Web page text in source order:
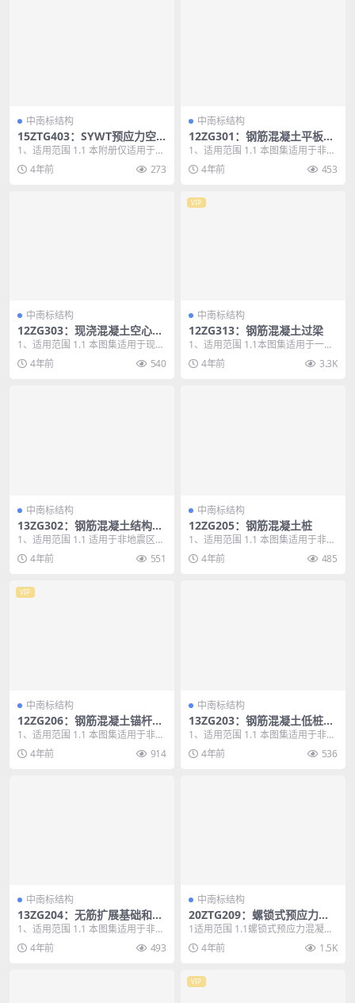
中南标结构
15ZTG403：SYWT预应力空
心叠合板附册
1、适用范围 1.1 本附册仅适用于SY
NWETEO注册商标的SYWT叠合板
与J...4年前 273
中南标结构
12ZG301：钢筋混凝土平板
（跨度1.2～2.4m)
1、适用范围 1.1 本图集适用于非抗
震设防区及抗震设防烈度为6度地
区，一类环境...
4年前 453
中南标结构
12ZG303：现浇混凝土空心楼
盖平面整体表示方法制图规则
及构造详图(用于边支承楼盖）
1、适用范围 1.1 本图集适用于现浇
混凝土空心楼面板及屋面板的设计
与施工。支承...
4年前 540
VIP
中南标结构
12ZG313：钢筋混凝土过梁
1、适用范围 1.1本图集适用于一般
民用和中小型工业建筑中的小砌块
砌体和砖砌体门...
4年前 3.3K
中南标结构
13ZG302：钢筋混凝土结构预
埋件
1、适用范围 1.1 适用于非地震区、
设防烈度小于8度地震区房屋和一般
构筑物的普...
4年前 551
中南标结构
12ZG205：钢筋混凝土桩
1、适用范围 1.1 本图集适用于非抗
震设防区及抗震设防烈度为6、7、
8度地区的...
4年前 485
VIP
中南标结构
12ZG206：钢筋混凝土锚杆静
压桩
1、适用范围 1.1 本图集适用于非抗
震设防区及抗震设防烈度为6、7、
8度地区的...
4年前 914
中南标结构
13ZG203：钢筋混凝土低桩承
台
1、适用范围 1.1 本图集适用于非抗
震设防区及抗震设防烈度为6、7、
8度地区的...
4年前 536
中南标结构
13ZG204：无筋扩展基础和扩
展基础
1、适用范围 1.1 本图集适用于非抗
震设防区及抗震设防烈度为6、7、
8度地区，...
4年前 493
中南标结构
20ZTG209：螺锁式预应力混
凝土方桩
1适用范围 1.1螺锁式预应力混凝土
方桩适用于抗震设防烈度8度（0.30
g）及以...
4年前 1.5K
VIP